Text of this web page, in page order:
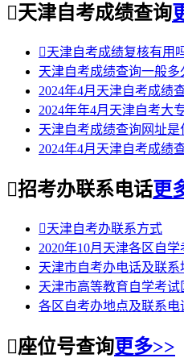
天津自考成绩查询
天津自考成绩复核有用
天津自考成绩查询一般多
2024年4月天津自考成绩
2024年年4月天津自考大
天津自考成绩查询网址是
2024年4月天津自考成绩
招考办联系电话更
天津自考办联系方式
2020年10月天津各区自
天津市自考办电话及联系
天津市高等教育自学考试
各区自考办地点及联系电
座位号查询更多>>